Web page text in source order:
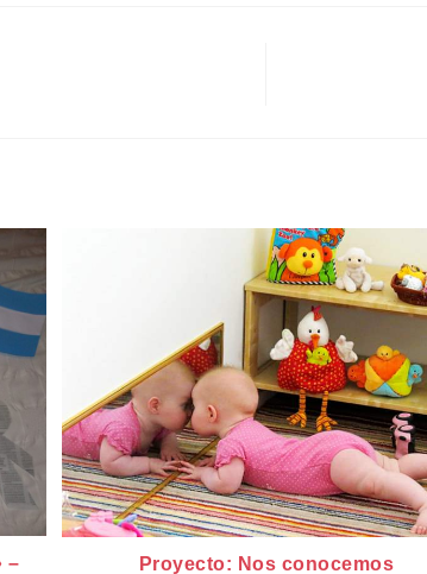
–
Proyecto: Nos conocemos